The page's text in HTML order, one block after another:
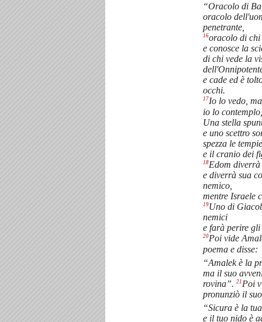
“Oracolo di
oracolo
penetrante,
16oracolo di
e conosce la
di chi vede la
e cade ed è
occhi.
17Io lo vedo,
io lo
Una stella
e uno scettro
spezza le
e il cranio dei
18Edom diverrà
e diverrà sua
nemico,
mentre Israele
19Uno di
nemici
e farà perire
20Poi vide
poema e disse:
“Amalek è la
ma il suo
rovina”. 21 Poi
pronunziò il
“Sicura è la
e il tuo nido è